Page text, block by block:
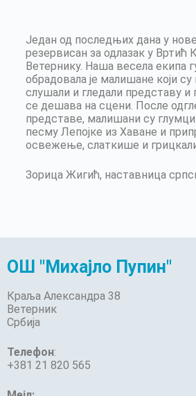
Један од последњих дана у
резервисан за одлазак у Вртић
Ветернику. Наша весела екипа
обрадовала је малишане који
слушали и гледали представу
се дешава на сцени. После
представе, малишани су
песму Лепојке из Хаване и
освежење, слаткише и
Зорица Жигић, наставница
ОШ "Михајло Пупин"
Краља Александра 38
Ветерник
Србија
Телефон:
+381 21 820 565